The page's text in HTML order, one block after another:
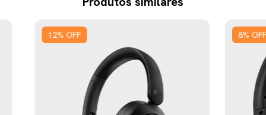
12% OFF 8%